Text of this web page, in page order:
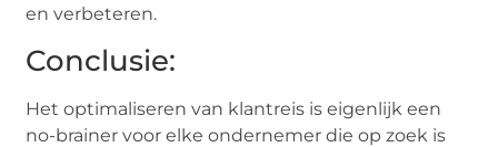
en verbeteren.
Conclusie:
Het optimaliseren van klantreis is eigenlijk een
no-brainer voor elke ondernemer die op zoek is